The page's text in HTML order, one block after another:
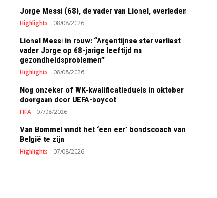
Jorge Messi (68), de vader van Lionel, overleden
Highlights 08/08/2026
Lionel Messi in rouw: “Argentijnse ster verliest
vader Jorge op 68-jarige leeftijd na
gezondheidsproblemen”
Highlights 08/08/2026
Nog onzeker of WK-kwalificatieduels in oktober
doorgaan door UEFA-boycot
FIFA 07/08/2026
Van Bommel vindt het ‘een eer’ bondscoach van
België te zijn
Highlights 07/08/2026